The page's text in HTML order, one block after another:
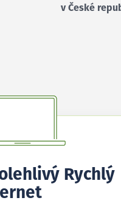
v České
Rychlý